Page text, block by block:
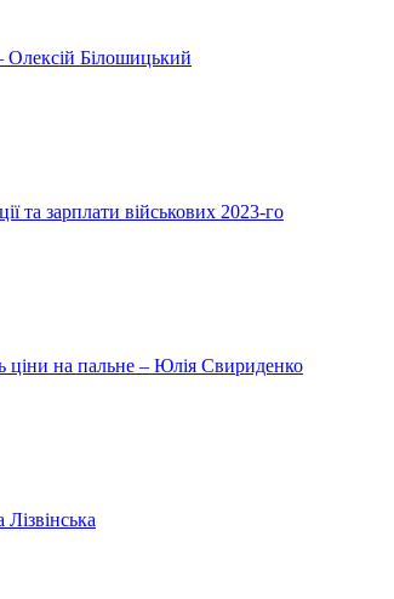
Олексій Білошицький
та зарплати військових 2023-го
ціни на пальне – Юлія Свириденко